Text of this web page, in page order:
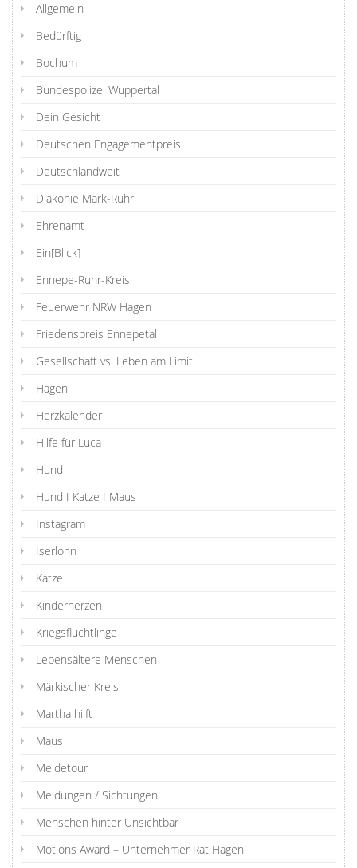
Allgemein
Bedürftig
Bochum
Bundespolizei Wuppertal
Dein Gesicht
Deutschen Engagementpreis
Deutschlandweit
Diakonie Mark-Ruhr
Ehrenamt
Ein[Blick]
Ennepe-Ruhr-Kreis
Feuerwehr NRW Hagen
Friedenspreis Ennepetal
Gesellschaft vs. Leben am Limit
Hagen
Herzkalender
Hilfe für Luca
Hund
Hund I Katze I Maus
Instagram
Iserlohn
Katze
Kinderherzen
Kriegsflüchtlinge
Lebensältere Menschen
Märkischer Kreis
Martha hilft
Maus
Meldetour
Meldungen / Sichtungen
Menschen hinter Unsichtbar
Motions Award – Unternehmer Rat Hagen